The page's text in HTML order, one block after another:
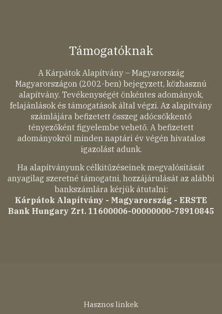
Támogatóknak
A Kárpátok Alapítvány – Magyarország
Magyarországon (2002-ben) bejegyzett, közhasznú
alapítvány. Tevékenységét önkéntes adományok,
felajánlások és támogatások által végzi. Az alapítvány
számlájára befizetett összeg adócsökkentő
tényezőként figyelembe vehető. A befizetett
adományokról minden naptári év végén hivatalos
igazolást adunk.
Ha alapítványunk célkitűzéseinek megvalósítását
anyagilag szeretné támogatni, hozzájárulását az alábbi
bankszámlára kérjük átutalni:
Kárpátok Alapítvány - Magyarország - ERSTE
Bank Hungary Zrt. 11600006-00000000-78910845
Hasznos linkek